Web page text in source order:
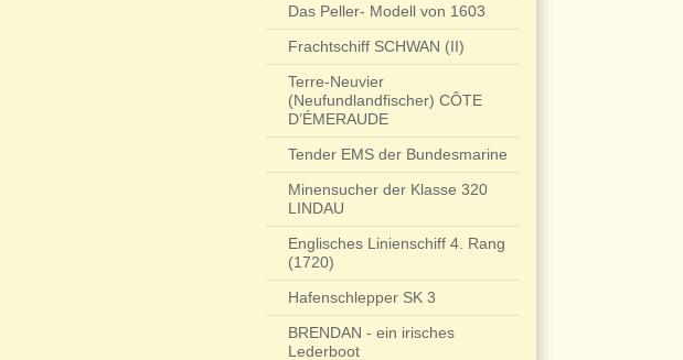
Das Peller- Modell von 1603
Frachtschiff SCHWAN (II)
Terre-Neuvier
(Neufundlandfischer) CÔTE
D’ÉMERAUDE
Tender EMS der Bundesmarine
Minensucher der Klasse 320
LINDAU
Englisches Linienschiff 4. Rang
(1720)
Hafenschlepper SK 3
BRENDAN - ein irisches
Lederboot